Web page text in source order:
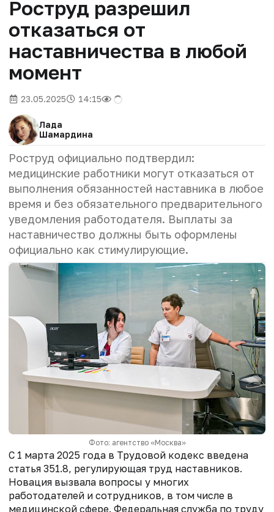
Роструд разрешил
отказаться от
наставничества в любой
момент
23.05.2025 14:15
Лада
Шамардина
Роструд официально подтвердил:
медицинские работники могут отказаться от
выполнения обязанностей наставника в любое
время и без обязательного предварительного
уведомления работодателя. Выплаты за
наставничество должны быть оформлены
официально как стимулирующие.
Фото: агентство «Москва»
С 1 марта 2025 года в Трудовой кодекс введена
статья 351.8, регулирующая труд наставников.
Новация вызвала вопросы у многих
работодателей и сотрудников, в том числе в
медицинской сфере. Федеральная служба по труду